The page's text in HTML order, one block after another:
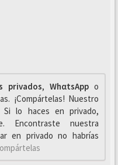
privados, WhαtsAppo
¡Compártelas! Nuestro
Si lo haces en privado,
Encontraste nuestra
en privado no habrías